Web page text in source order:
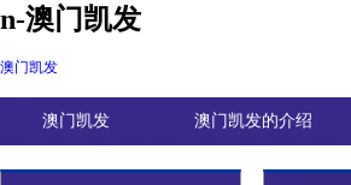
n-澳门凯发
澳门凯发
澳门凯发 澳门凯发的介绍